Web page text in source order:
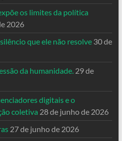
os limites da política
2026
que ele não resolve 30 de
da humanidade. 29 de
digitais e o
coletiva 28 de junho de 2026
27 de junho de 2026